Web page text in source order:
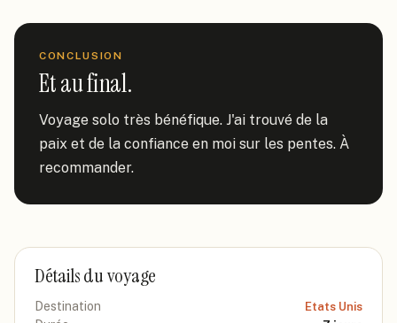
CONCLUSION
Et au final.
Voyage solo très bénéfique. J'ai trouvé de la
paix et de la confiance en moi sur les pentes. À
recommander.
Détails du voyage
Destination Etats Unis